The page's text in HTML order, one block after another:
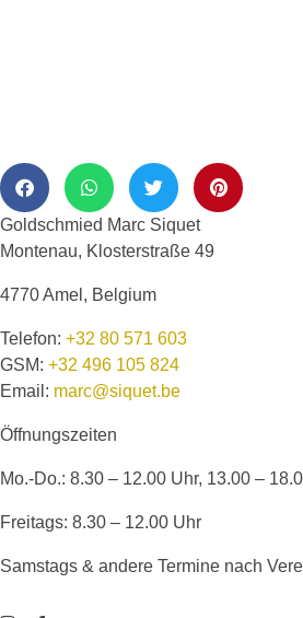
Goldschmied Marc Siquet
Montenau, Klosterstraße 49
4770 Amel, Belgium
Telefon: +32 80 571 603
GSM: +32 496 105 824
Email: marc@siquet.be
Öffnungszeiten
Mo.-Do.: 8.30 – 12.00 Uhr, 13.00 –
Freitags: 8.30 – 12.00 Uhr
Samstags & andere Termine nach